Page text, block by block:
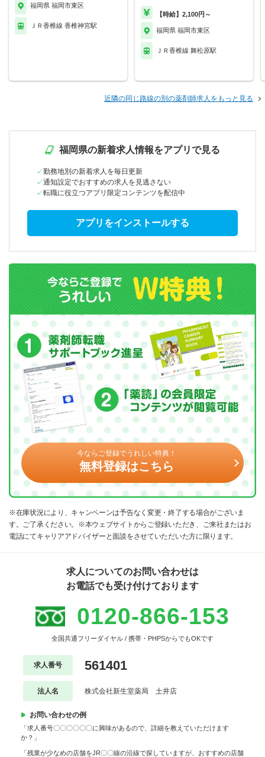
福岡県 福岡市東区
ＪＲ香椎線 香椎神宮駅
【時給】2,100円～
福岡県 福岡市東区
ＪＲ香椎線 舞松原駅
近隣の同じ路線の別の薬剤師求人をもっと見る
福岡県の新着求人情報をアプリで見る
勤務地別の新着求人を毎日更新
通知設定でおすすめの求人を見逃さない
転職に役立つアプリ限定コンテンツを配信中
アプリをインストールする
今ならご登録でうれしい特典！
無料登録はこちら
※在庫状況により、キャンペーンは予告なく変更・終了する場合がございま
す。ご了承ください。※本ウェブサイトからご登録いただき、ご来社またはお
電話にてキャリアアドバイザーと面談をさせていただいた方に限ります。
求人についてのお問い合わせは
お電話でも受け付けております
0120-866-153
全国共通フリーダイヤル / 携帯・PHPSからでもOKです
求人番号 561401
法人名 株式会社新生堂薬局 土井店
お問い合わせの例
「求人番号〇〇〇〇〇〇に興味があるので、詳細を教えていただけます
か？」
「残業が少なめの店舗をJR〇〇線の沿線で探していますが、おすすめの店舗